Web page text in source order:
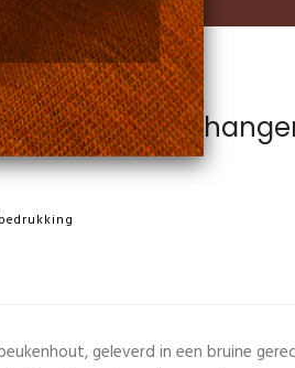
geleverd in een bruine